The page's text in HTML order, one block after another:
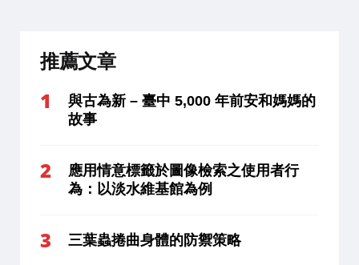
推薦文章
與古為新 – 臺中 5,000 年前安和媽媽的
故事
應用情意標籤於圖像檢索之使用者行
為：以淡水維基館為例
三葉蟲捲曲身體的防禦策略